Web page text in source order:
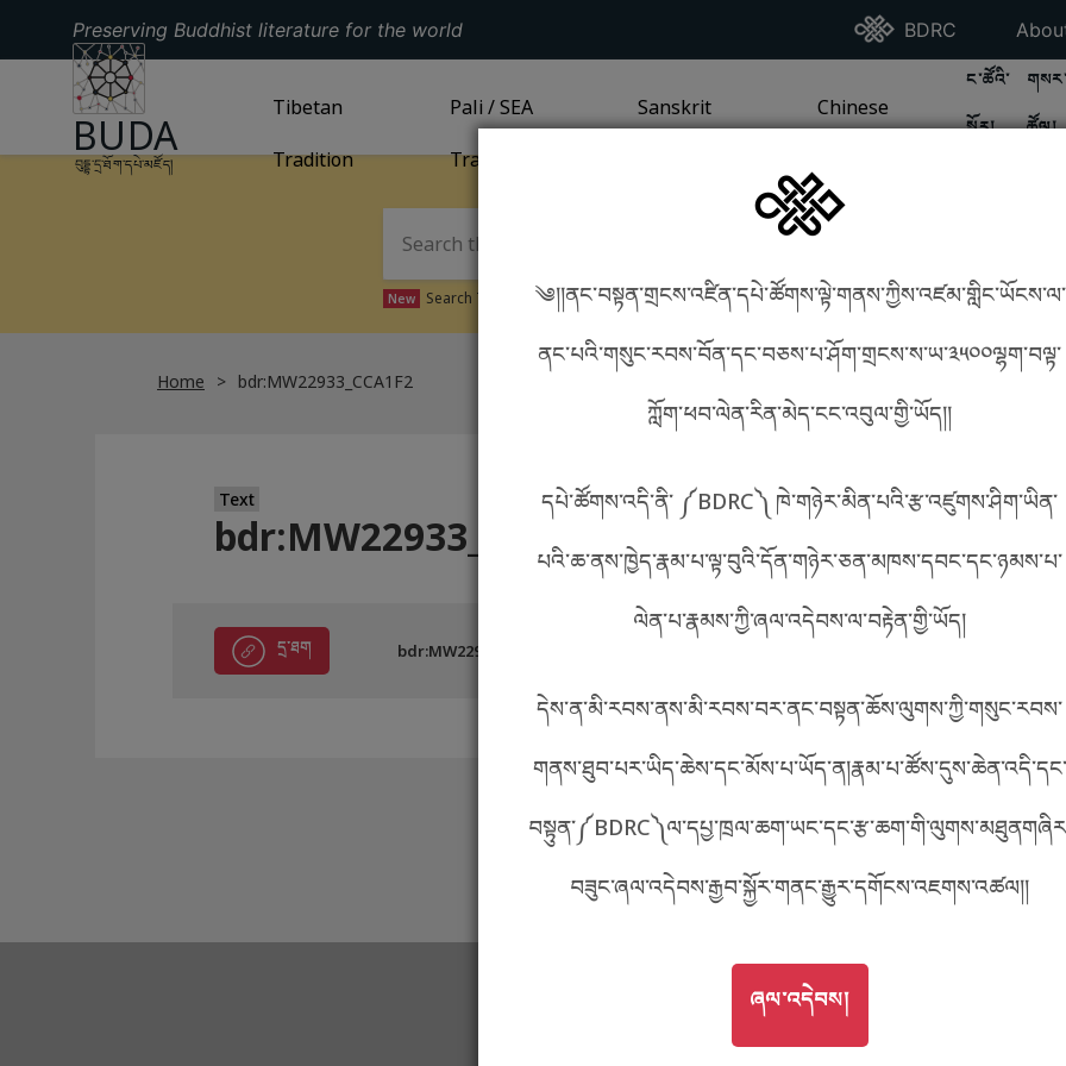
བོད་ཡིག
English
ភាសាខ្មែរ
Preserving Buddhist literature for the world Go To BDRC
BDRC Go
GO TO HOMEPAGE
BUDA
བུདྡྷ་དྲ་ཐོག་དཔེ་མཛོད།
GO TOTIBETAN TRADITIONPAGE
Tibetan
Tradition
GO TOPALI / SEA TRADITIONPAGE
Pali / SEA
Tradition
GO TOSANSKRIT TRADITION
Sanskrit
GO TOCHINESE TRADITION
Chinese
GO TO
ང་ཚོའི་
སྐོར།
GO
ཚོལ།
༄།།ནང་བསྟན་གྲངས་འཛིན་དཔེ་ཚོགས་ལྟེ་གནས་ཀྱིས་འཛམ་གླིང་ཡོངས་ལ་
ནང་པའི་གསུང་རབས་བོན་དང་བཅས་པ་ཤོག་གྲངས་ས་ཡ་༣༥༠༠ལྷག་བལྟ་
ཀློག་ཕབ་ལེན་རིན་མེད་ངང་འབུལ་གྱི་ཡོད།།
དཔེ་ཚོགས་འདི་ནི་ ༼BDRC༽ ཁེ་གཉེར་མིན་པའི་རྩ་འཛུགས་ཤིག་ཡིན་
པའི་ཆ་ནས་ཁྱེད་རྣམ་པ་ལྟ་བུའི་དོན་གཉེར་ཅན་མཁས་དབང་དང་ཉམས་པ་
ལེན་པ་རྣམས་ཀྱི་ཞལ་འདེབས་ལ་བརྟེན་གྱི་ཡོད།
དེས་ན་མི་རབས་ནས་མི་རབས་བར་ནང་བསྟན་ཆོས་ལུགས་ཀྱི་གསུང་རབས་
གནས་ཐུབ་པར་ཡིད་ཆེས་དང་མོས་པ་ཡོད་ན།རྣམ་པ་ཚོས་དུས་ཆེན་འདི་དང་
བཟུང་ཞལ་འདེབས་རྒྱབ་སྐྱོར་གནང་རྒྱུར་དགོངས་འཇགས་འཚལ།།
GO TOཞལ་འདེབས།
ཞལ་འདེབས།
New Search Tibetan in phonetics! How to find things?
Home bdr:MW22933_CCA1F2
Text
bdr:MW22933_CCA1F2
དྲ་ཐག bdr:MW22933_CCA1F2 metadata ཕབ་ལེན། འདིའི་ཡོང་ཁུངས།